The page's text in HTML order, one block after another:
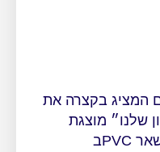
המציג בקצרה את
שלנו״ מוצגת
בPVC מובלט בעומק גדול יותר משאר